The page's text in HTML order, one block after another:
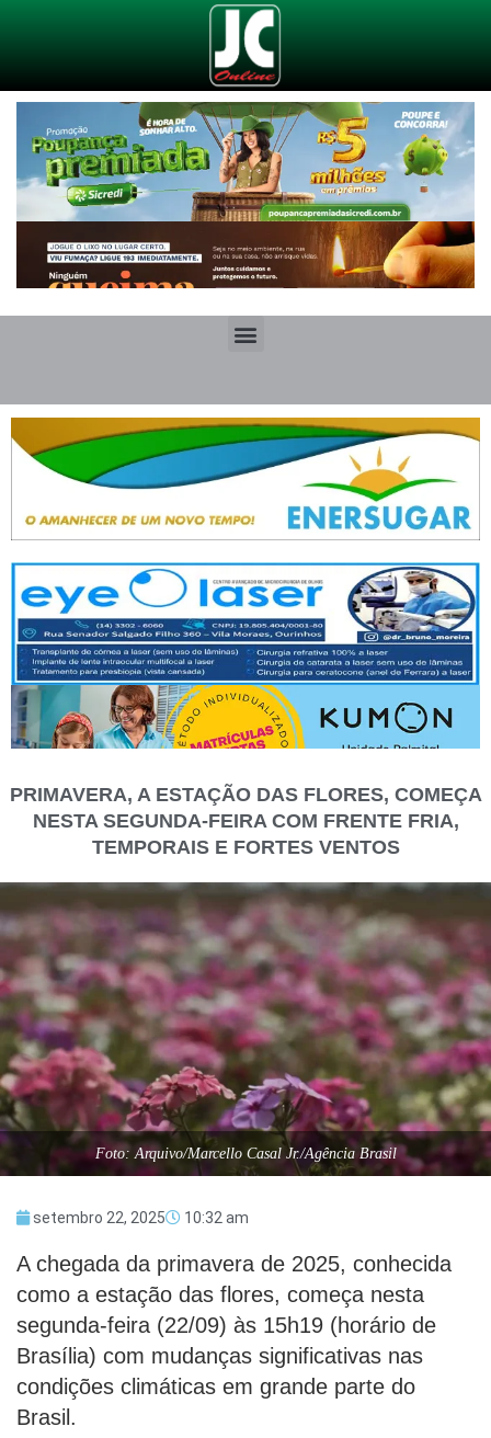
PRIMAVERA, A ESTAÇÃO DAS FLORES, COMEÇA
NESTA SEGUNDA-FEIRA COM FRENTE FRIA,
TEMPORAIS E FORTES VENTOS
Foto: Arquivo/Marcello Casal Jr./Agência Brasil
setembro 22, 2025 10:32 am
A chegada da primavera de 2025, conhecida
como a estação das flores, começa nesta
segunda-feira (22/09) às 15h19 (horário de
Brasília) com mudanças significativas nas
condições climáticas em grande parte do
Brasil.